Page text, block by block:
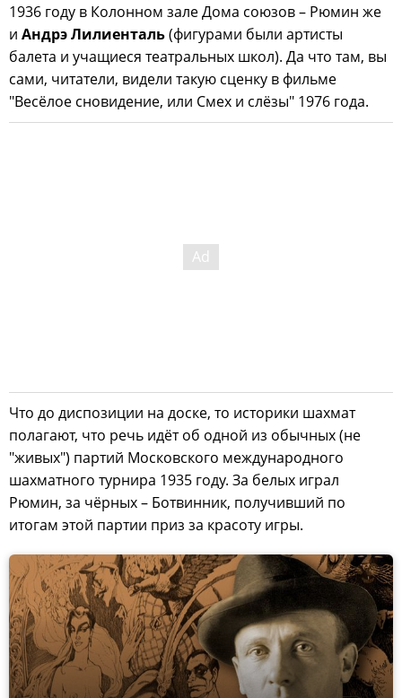
1936 году в Колонном зале Дома союзов – Рюмин же
и Андрэ Лилиенталь(фигурами были артисты
балета и учащиеся театральных школ). Да что там, вы
сами, читатели, видели такую сценку в фильме
"Весёлое сновидение, или Смех и слёзы" 1976 года.
Что до диспозиции на доске, то историки шахмат
полагают, что речь идёт об одной из обычных (не
"живых") партий Московского международного
шахматного турнира 1935 году. За белых играл
Рюмин, за чёрных – Ботвинник, получивший по
итогам этой партии приз за красоту игры.